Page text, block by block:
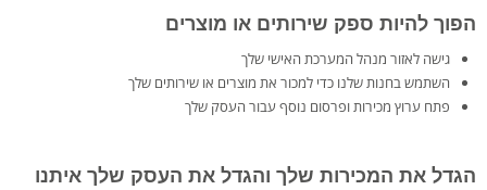
הפוך להיות ספק שירותים או מוצרים
גישה לאזור מנהל המערכת האישי שלך
השתמש בחנות שלנו כדי למכור את מוצרים או שירותים שלך
פתח ערוץ מכירות ופרסום נוסף עבור העסק שלך
הגדל את המכירות שלך והגדל את העסק שלך איתנו